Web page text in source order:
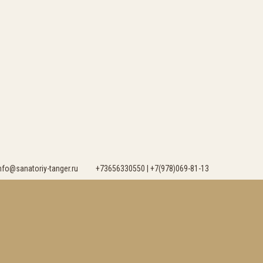
tanger.ru +73656330550 | +7(978)069-81-13